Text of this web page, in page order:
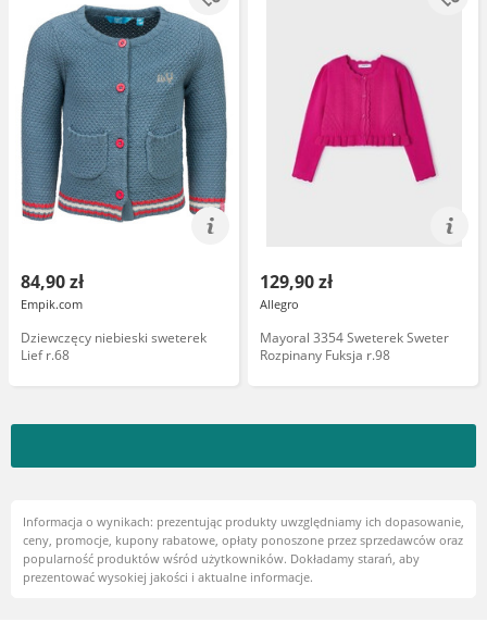
84,90 zł
Empik.com
Dziewczęcy niebieski sweterek
Lief r.68
129,90 zł
Allegro
Mayoral 3354 Sweterek Sweter
Rozpinany Fuksja r.98
Informacja o wynikach: prezentując produkty uwzględniamy ich dopasowanie,
ceny, promocje, kupony rabatowe, opłaty ponoszone przez sprzedawców oraz
popularność produktów wśród użytkowników. Dokładamy starań, aby
prezentować wysokiej jakości i aktualne informacje.